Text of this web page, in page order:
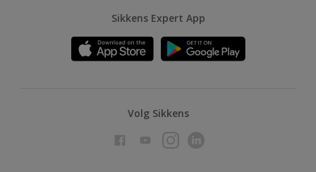
Sikkens Expert App
Volg Sikkens